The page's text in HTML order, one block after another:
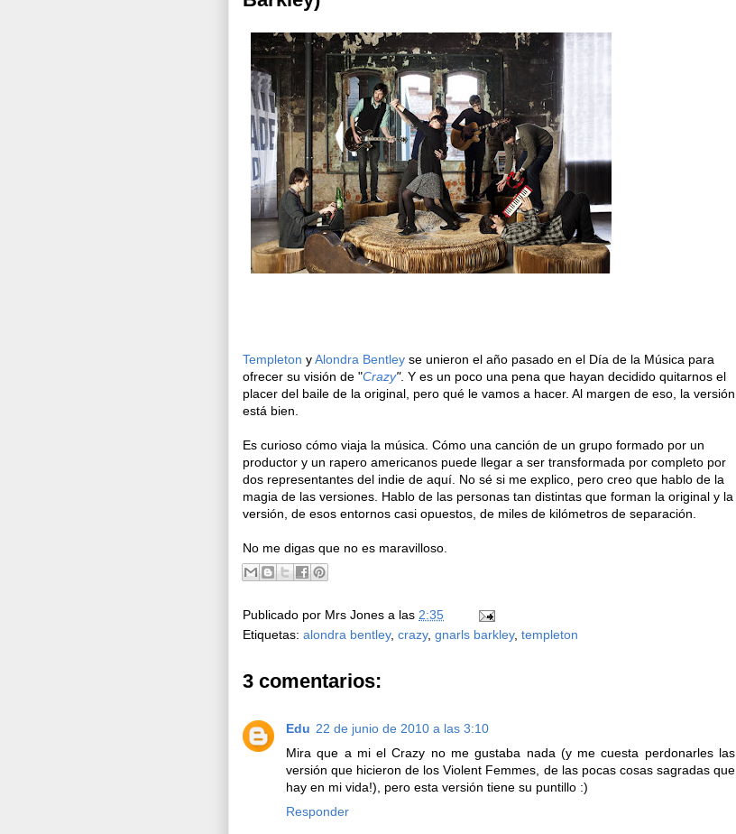
Templeton yAlondra Bentley se unieron el año pasado en el Día de la Música para
ofrecer su visión de "Crazy". Y es un poco una pena que hayan decidido quitarnos el
placer del baile de la original, pero qué le vamos a hacer. Al margen de eso, la versión
está bien.
Es curioso cómo viaja la música. Cómo una canción de un grupo formado por un
productor y un rapero americanos puede llegar a ser transformada por completo por
dos representantes del indie de aquí. No sé si me explico, pero creo que hablo de la
magia de las versiones. Hablo de las personas tan distintas que forman la original y la
versión, de esos entornos casi opuestos, de miles de kilómetros de separación.
No me digas que no es maravilloso.
Publicado por Mrs Jones a las 2:35
Etiquetas: alondra bentley, crazy, gnarls barkley, templeton
3 comentarios:
Edu 22 de junio de 2010 a las 3:10
Mira que a mi el Crazy no me gustaba nada (y me cuesta perdonarles las
versión que hicieron de los Violent Femmes, de las pocas cosas sagradas que
hay en mi vida!), pero esta versión tiene su puntillo :)
Responder